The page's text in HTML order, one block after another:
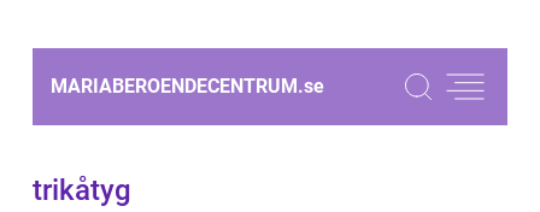
MARIABEROENDECENTRUM.se
trikåtyg